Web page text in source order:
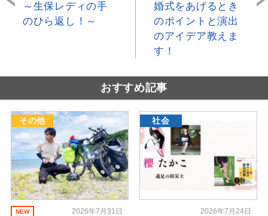
～生保レディの手
のひら返し！～
婚式をあげるとき
のポイントと演出
のアイデア教えま
す！
おすすめ記事
その他
NEW 2026年7月31日
社会
2026年7月24日